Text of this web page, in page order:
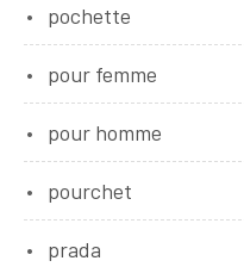
pochette
pour femme
pour homme
pourchet
prada